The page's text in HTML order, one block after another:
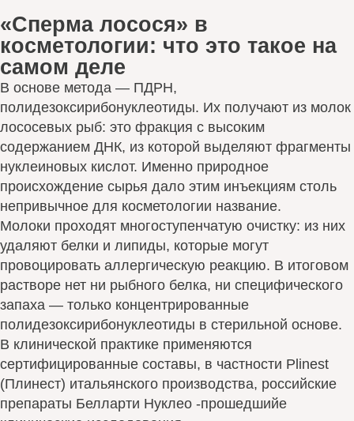
«Сперма лосося» в
косметологии: что это такое на
самом деле
В основе метода — ПДРН,
полидезоксирибонуклеотиды. Их получают из молок
лососевых рыб: это фракция с высоким
содержанием ДНК, из которой выделяют фрагменты
нуклеиновых кислот. Именно природное
происхождение сырья дало этим инъекциям столь
непривычное для косметологии название.
Молоки проходят многоступенчатую очистку: из них
удаляют белки и липиды, которые могут
провоцировать аллергическую реакцию. В итоговом
растворе нет ни рыбного белка, ни специфического
запаха — только концентрированные
полидезоксирибонуклеотиды в стерильной основе.
В клинической практике применяются
сертифицированные составы, в частности Plinest
(Плинест) итальянского производства, российские
препараты Белларти Нуклео -прошедшийе